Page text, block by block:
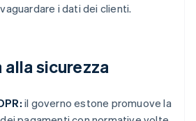
i dati dei clienti.
sicurezza
il governo estone promuove la